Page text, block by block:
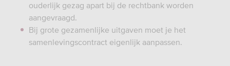
ouderlijk gezag apart bij de rechtbank worden
aangevraagd.
Bij grote gezamenlijke uitgaven moet je het
samenlevingscontract eigenlijk aanpassen.